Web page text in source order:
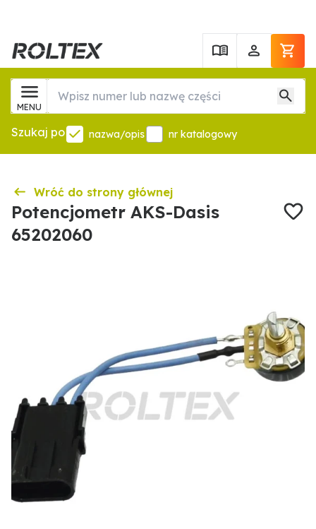
MENU
Szukaj po nazwa/opis nr katalogowy
Wróć do strony głównej
Potencjometr AKS-Dasis
65202060